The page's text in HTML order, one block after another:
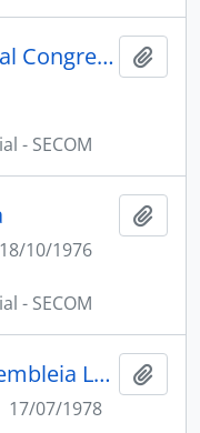
Congresso da Internacional Congress and Convention Association, Guarapari
- SECOM
18/10/1976
- SECOM
Convenção da Arena, Assembleia Legislativa, Vitória ES
17/07/1978